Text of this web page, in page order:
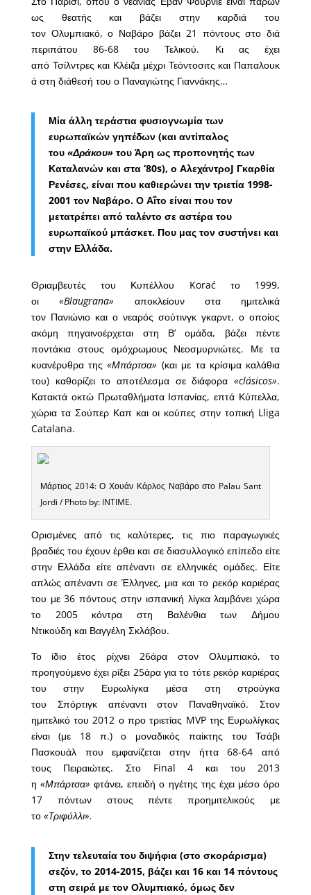
ως θεατής και βάζει στην καρδιά του
τον Ολυμπιακό, ο Ναβάρο βάζει 21 πόντους στο διά
περιπάτου 86-68 του Τελικού. Κι ας έχει
από Τσίλντρες και Κλέιζα μέχρι Τεόντοσιτς και Παπαλουκ
ά στη διάθεσή του ο Παναγιώτης Γιαννάκης…
Μία άλλη τεράστια φυσιογνωμία των
ευρωπαϊκών γηπέδων (και αντίπαλος
του«Δράκου» του Άρη ως προπονητής των
Καταλανών και στα ‘80s), ο ΑλεχάντροJ Γκαρθία
Ρενέσες, είναι που καθιερώνει την τριετία 1998-
2001 τον Ναβάρο. Ο Αΐτο είναι που τον
μετατρέπει από ταλέντο σε αστέρα του
ευρωπαϊκού μπάσκετ. Που μας τον συστήνει και
στην Ελλάδα.
Θριαμβευτές του Κυπέλλου Korać το 1999,
οι«Blaugrana» αποκλείουν στα ημιτελικά
τον Πανιώνιο και ο νεαρός σούτινγκ γκαρντ, ο οποίος
ακόμη πηγαινοέρχεται στη Β’ ομάδα, βάζει πέντε
ποντάκια στους ομόχρωμους Νεοσμυρνιώτες. Με τα
κυανέρυθρα της«Μπάρτσα» (και με τα κρίσιμα καλάθια
του) καθορίζει το αποτέλεσμα σε διάφορα«clásicos».
Κατακτά οκτώ Πρωταθλήματα Ισπανίας, επτά Κύπελλα,
χώρια τα Σούπερ Καπ και οι κούπες στην τοπική Lliga
Catalana.
Μάρτιος 2014: Ο Χουάν Κάρλος Ναβάρο στο Palau Sant
Jordi / Photo by: INTIME.
Ορισμένες από τις καλύτερες, τις πιο παραγωγικές
βραδιές του έχουν έρθει και σε διασυλλογικό επίπεδο είτε
στην Ελλάδα είτε απέναντι σε ελληνικές ομάδες. Είτε
απλώς απέναντι σε Έλληνες, μια και το ρεκόρ καριέρας
του με 36 πόντους στην ισπανική λίγκα λαμβάνει χώρα
το 2005 κόντρα στη Βαλένθια των Δήμου
Ντικούδη και Βαγγέλη Σκλάβου.
Το ίδιο έτος ρίχνει 26άρα στον Ολυμπιακό, το
προηγούμενο έχει ρίξει 25άρα για το τότε ρεκόρ καριέρας
του στην Ευρωλίγκα μέσα στη στρούγκα
του Σπόρτιγκ απέναντι στον Παναθηναϊκό. Στον
ημιτελικό του 2012 ο προ τριετίας MVP της Ευρωλίγκας
είναι (με 18 π.) ο μοναδικός παίκτης του Τσάβι
Πασκουάλ που εμφανίζεται στην ήττα 68-64 από
τους Πειραιώτες. Στο Final 4 και του 2013
η «Μπάρτσα»φτάνει, επειδή ο ηγέτης της έχει μέσο όρο
17 πόντων στους πέντε προημιτελικούς με
το «Tριφύλλι».
Στην τελευταία του διψήφια (στο σκοράρισμα)
σεζόν, το 2014-2015, βάζει και 16 και 14 πόντους
στη σειρά με τον Ολυμπιακό, όμως δεν